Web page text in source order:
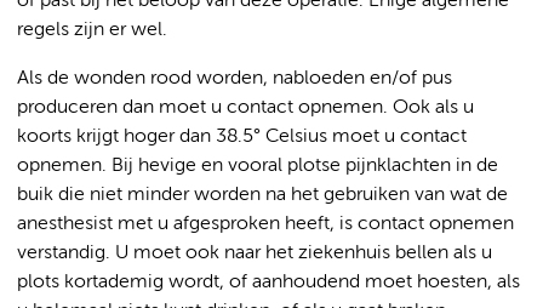
regels zijn er wel.
Als de wonden rood worden, nabloeden en/of pus
produceren dan moet u contact opnemen. Ook als u
koorts krijgt hoger dan 38.5° Celsius moet u contact
opnemen. Bij hevige en vooral plotse pijnklachten in de
buik die niet minder worden na het gebruiken van wat de
anesthesist met u afgesproken heeft, is contact opnemen
verstandig. U moet ook naar het ziekenhuis bellen als u
plots kortademig wordt, of aanhoudend moet hoesten, als